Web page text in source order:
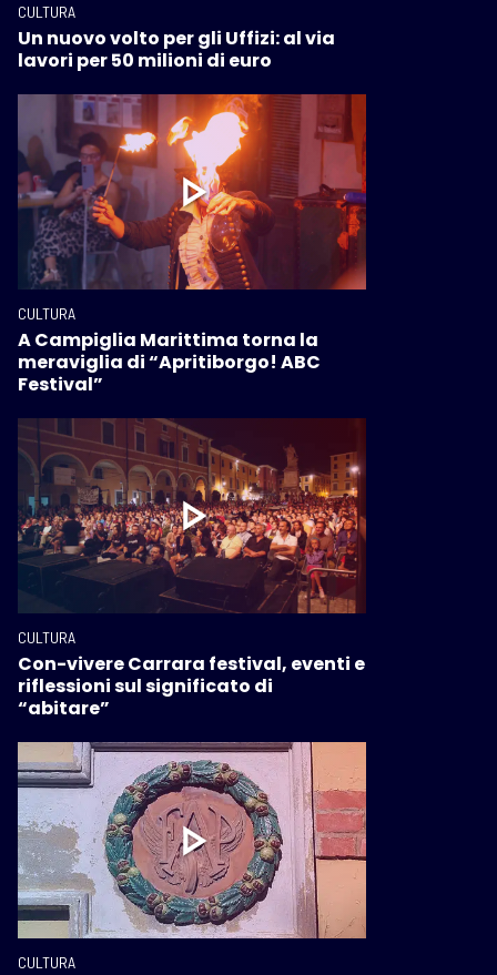
CULTURA
Un nuovo volto per gli Uffizi: al via
lavori per 50 milioni di euro
CULTURA
A Campiglia Marittima torna la
meraviglia di “Apritiborgo! ABC
Festival”
CULTURA
Con-vivere Carrara festival, eventi e
riflessioni sul significato di
“abitare”
CULTURA